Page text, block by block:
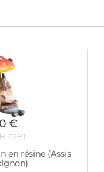
€
0269
en résine (Assis